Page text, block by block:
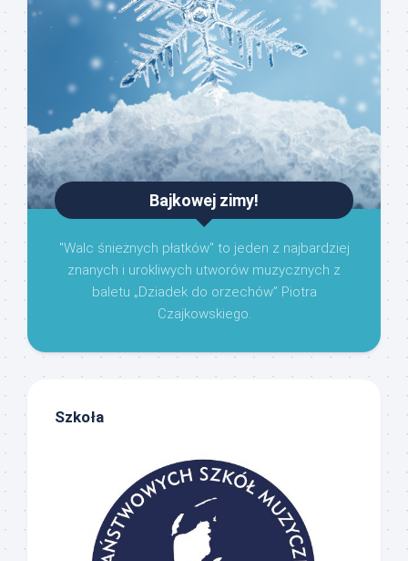
Bajkowej zimy!
"Walc śnieżnych płatków" to jeden z najbardziej
znanych i urokliwych utworów muzycznych z
baletu „Dziadek do orzechów” Piotra
Czajkowskiego.
Szkoła